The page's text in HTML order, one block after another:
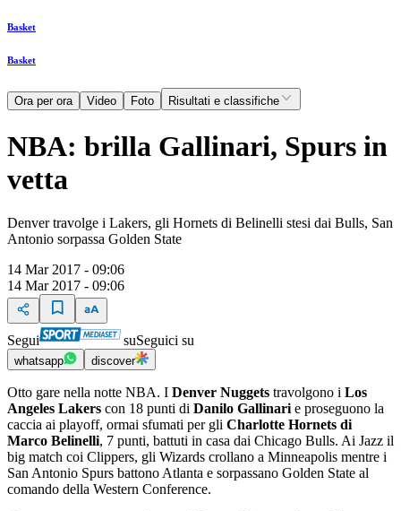
Basket
Basket
Ora per ora Video Foto Risultati e classifiche
NBA: brilla Gallinari, Spurs in
vetta
Denver travolge i Lakers, gli Hornets di Belinelli stesi dai Bulls, San
Antonio sorpassa Golden State
14 Mar 2017 - 09:06
14 Mar 2017 - 09:06
Segui suSeguici su
whatsapp discover
Otto gare nella notte NBA. I Denver Nuggets travolgono i Los
Angeles Lakers con 18 punti di Danilo Gallinari e proseguono la
caccia ai playoff, ormai sfumati per gli Charlotte Hornets di
Marco Belinelli, 7 punti, battuti in casa dai Chicago Bulls. Ai Jazz il
big match coi Clippers, gli Wizards crollano a Minneapolis mentre i
San Antonio Spurs battono Atlanta e sorpassano Golden State al
comando della Western Conference.